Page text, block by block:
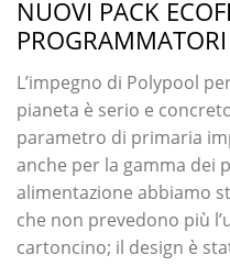
NUOVI PACK
L’impegno di Polypool
pianeta è serio e
parametro di primaria
anche per la gamma dei
alimentazione abbiamo
che non prevedono più
cartoncino; il design è